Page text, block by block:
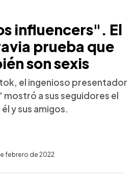
influencers". El
prueba que
son sexis
el ingenioso presentador
a sus seguidores el
y sus amigos.
febrero de 2022